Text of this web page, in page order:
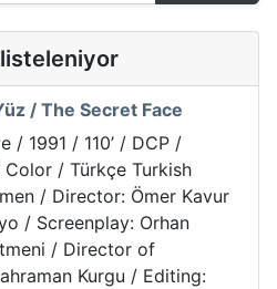
/ The Secret Face
/ 1991 / 110’ / DCP /
Color / Türkçe Turkish
/ Director: Ömer Kavur
/ Screenplay: Orhan
/ Director of
Kurgu / Editing: